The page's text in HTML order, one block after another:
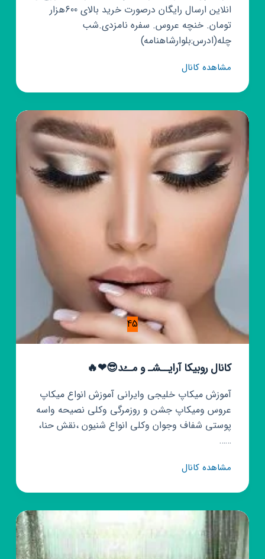
انلاین ارسال رایگان درصورت خرید بالای 600هزار
تومان. خنچه عروس. سفره نامزدی.شب
چله(ادرس:بلوارشاهنامه)
مشاهده کانالکانال
mozhgan
abdi
45
کانال روبیکا آرایــشـ و مــُد😎❤🔥
آموزش میکاپ خلیجی وایرانی آموزش انواع میکاپ
عروس ومیکاپ جشن و روزمرگی وکلی نصیحه واسه
پوستی شفاف وجوان وکلی انواع شنیون ،نقش حنا،
……
مشاهده کانالکانال
آرایــشـ
و